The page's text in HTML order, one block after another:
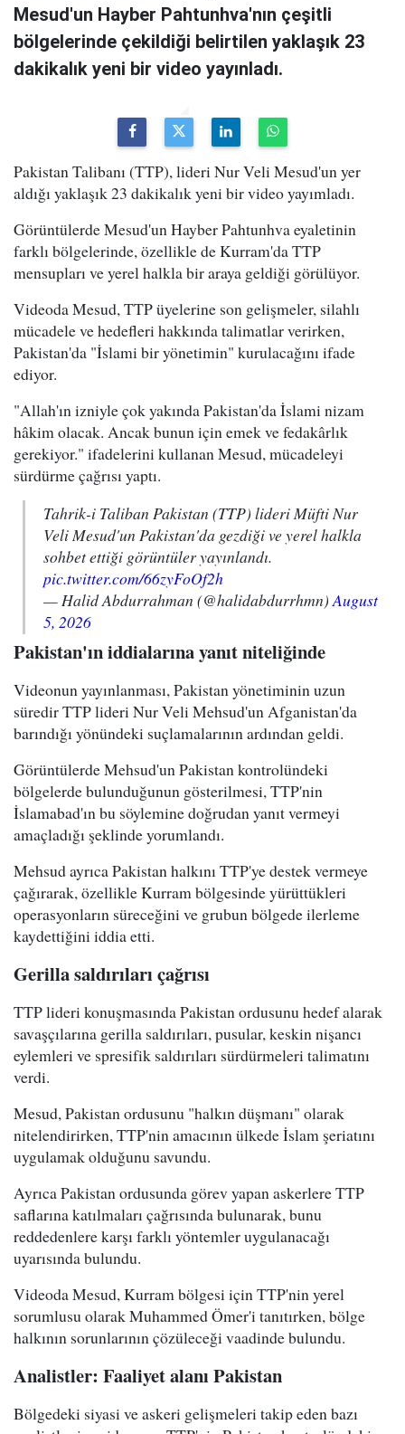
Mesud'un Hayber Pahtunhva'nın çeşitli
bölgelerinde çekildiği belirtilen yaklaşık 23
dakikalık yeni bir video yayınladı.
Pakistan Talibanı (TTP), lideri Nur Veli Mesud'un yer
aldığı yaklaşık 23 dakikalık yeni bir video yayımladı.
Görüntülerde Mesud'un Hayber Pahtunhva eyaletinin
farklı bölgelerinde, özellikle de Kurram'da TTP
mensupları ve yerel halkla bir araya geldiği görülüyor.
Videoda Mesud, TTP üyelerine son gelişmeler, silahlı
mücadele ve hedefleri hakkında talimatlar verirken,
Pakistan'da "İslami bir yönetimin" kurulacağını ifade
ediyor.
"Allah'ın izniyle çok yakında Pakistan'da İslami nizam
hâkim olacak. Ancak bunun için emek ve fedakârlık
gerekiyor." ifadelerini kullanan Mesud, mücadeleyi
sürdürme çağrısı yaptı.
Tahrik-i Taliban Pakistan (TTP) lideri Müfti Nur
Veli Mesud'un Pakistan'da gezdiği ve yerel halkla
sohbet ettiği görüntüler yayınlandı.
pic.twitter.com/66zyFoOf2h
— Halid Abdurrahman (@halidabdurrhmn)August
5, 2026
Pakistan'ın iddialarına yanıt niteliğinde
Videonun yayınlanması, Pakistan yönetiminin uzun
süredir TTP lideri Nur Veli Mehsud'un Afganistan'da
barındığı yönündeki suçlamalarının ardından geldi.
Görüntülerde Mehsud'un Pakistan kontrolündeki
bölgelerde bulunduğunun gösterilmesi, TTP'nin
İslamabad'ın bu söylemine doğrudan yanıt vermeyi
amaçladığı şeklinde yorumlandı.
Mehsud ayrıca Pakistan halkını TTP'ye destek vermeye
çağırarak, özellikle Kurram bölgesinde yürüttükleri
operasyonların süreceğini ve grubun bölgede ilerleme
kaydettiğini iddia etti.
Gerilla saldırıları çağrısı
TTP lideri konuşmasında Pakistan ordusunu hedef alarak
savaşçılarına gerilla saldırıları, pusular, keskin nişancı
eylemleri ve spresifik saldırıları sürdürmeleri talimatını
verdi.
Mesud, Pakistan ordusunu "halkın düşmanı" olarak
nitelendirirken, TTP'nin amacının ülkede İslam şeriatını
uygulamak olduğunu savundu.
Ayrıca Pakistan ordusunda görev yapan askerlere TTP
saflarına katılmaları çağrısında bulunarak, bunu
reddedenlere karşı farklı yöntemler uygulanacağı
uyarısında bulundu.
Videoda Mesud, Kurram bölgesi için TTP'nin yerel
sorumlusu olarak Muhammed Ömer'i tanıtırken, bölge
halkının sorunlarının çözüleceği vaadinde bulundu.
Analistler: Faaliyet alanı Pakistan
Bölgedeki siyasi ve askeri gelişmeleri takip eden bazı